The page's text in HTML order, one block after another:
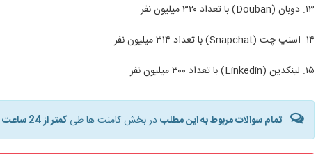
۱۳. دوبان (Douban) با تعداد ۳۲۰ میلیون نفر
۱۴. اسنپ‌ چت (Snapchat) با تعداد ۳۱۴ میلیون نفر
۱۵. لینکدین (Linkedin) با تعداد ۳۰۰ میلیون نفر
تمام سوالات مربوط به این مطلبدر بخش کامنت ها طیکمتر از 24 ساعت